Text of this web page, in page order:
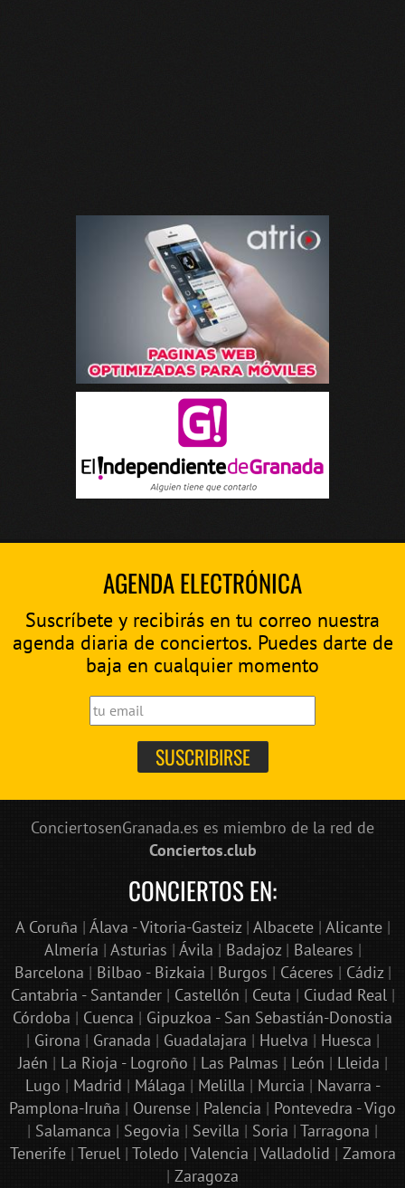
AGENDA ELECTRÓNICA
Suscríbete y recibirás en tu correo nuestra
agenda diaria de conciertos. Puedes darte de
baja en cualquier momento
ConciertosenGranada.es es miembro de la red de
Conciertos.club
CONCIERTOS EN:
A Coruña | Álava - Vitoria-Gasteiz| Albacete| Alicante|
Almería | Asturias | Ávila | Badajoz| Baleares |
Barcelona | Bilbao - Bizkaia | Burgos | Cáceres | Cádiz|
Cantabria - Santander| Castellón | Ceuta | Ciudad Real|
Córdoba | Cuenca | Gipuzkoa - San Sebastián-Donostia
| Girona | Granada | Guadalajara | Huelva | Huesca |
Jaén | La Rioja - Logroño | Las Palmas | León | Lleida |
Lugo | Madrid | Málaga | Melilla | Murcia | Navarra -
Pamplona-Iruña | Ourense | Palencia | Pontevedra - Vigo
| Salamanca | Segovia | Sevilla | Soria | Tarragona |
Tenerife| Teruel| Toledo | Valencia | Valladolid | Zamora
| Zaragoza